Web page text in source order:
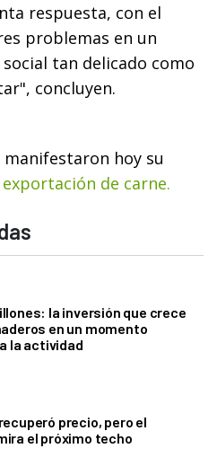
respuesta, con el
problemas en un
tan delicado como
concluyen.
manifestaron hoy su
de carne.
la inversión que crece
en un momento
la actividad
precio, pero el
el próximo techo